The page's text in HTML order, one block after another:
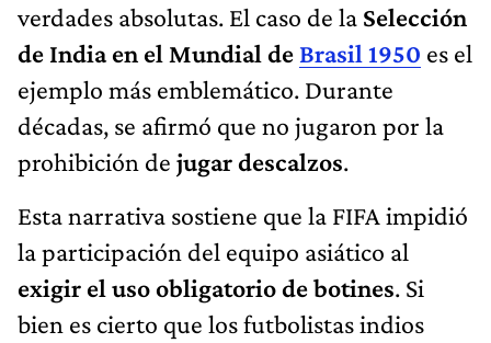
verdades absolutas. El caso de la Selección
de India en el Mundial de Brasil 1950 es el
ejemplo más emblemático. Durante
décadas, se afirmó que no jugaron por la
prohibición de jugar descalzos.
Esta narrativa sostiene que la FIFA impidió
la participación del equipo asiático al
exigir el uso obligatorio de botines. Si
bien es cierto que los futbolistas indios